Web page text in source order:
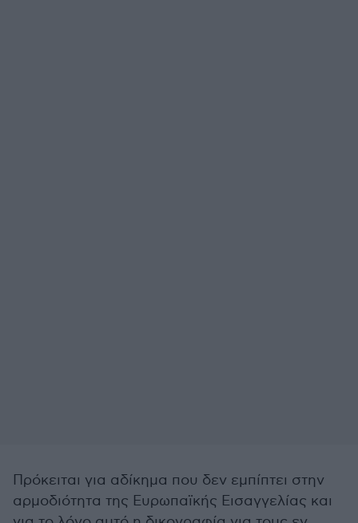
Πρόκειται για αδίκημα που δεν εμπίπτει στην
αρμοδιότητα της Ευρωπαϊκής Εισαγγελίας και